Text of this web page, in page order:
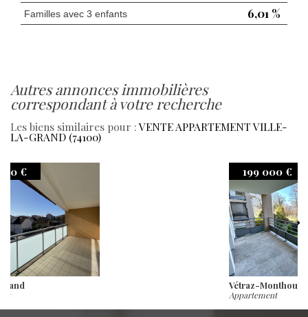
Familles avec 3 enfants 6,01 %
autres annonces immobilières
correspondant à votre recherche
Les biens similaires pour :VENTE APPARTEMENT VILLE-
LA-GRAND (74100)